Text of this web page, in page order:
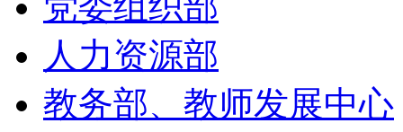
人力资源部
教务部、教师发展中心